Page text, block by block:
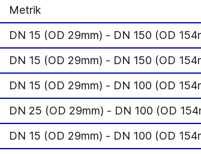
Metrik
DN 15 (OD 29mm) - DN 150 (OD
DN 15 (OD 29mm) - DN 150 (OD
DN 15 (OD 29mm) - DN 100 (OD
DN 25 (OD 29mm) - DN 100 (OD
DN 15 (OD 29mm) - DN 100 (OD